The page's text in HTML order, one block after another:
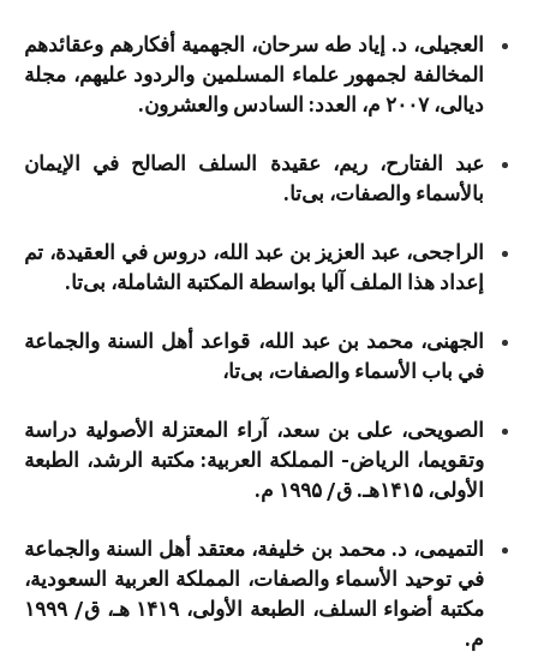
العجیلی، د. إیاد طه سرحان، الجهمیة أفکارهم وعقائدهم
المخالفة لجمهور علماء المسلمین والردود علیهم، مجلة
دیالی، ۲۰۰۷ م، العدد: السادس والعشرون.
عبد الفتارح، ریم، عقیدة السلف الصالح في الإیمان
بالأسماء والصفات، بی‌تا.
الراجحی، عبد العزیز بن عبد الله، دروس في العقیدة، تم
إعداد هذا الملف آلیا بواسطة المکتبة الشاملة، بی‌تا.
الجهنی، محمد بن عبد الله، قواعد أهل السنة والجماعة
في باب الأسماء والصفات، بی‌تا،
الصویحی، علی بن سعد، آراء المعتزلة الأصولية دراسة
وتقویما، الرياض- المملكة العربية: مكتبة الرشد، الطبعة
الأولى، ۱۴۱۵هـ. ق/ ۱۹۹۵ م.
التمیمی، د. محمد بن خلیفة، معتقد أهل السنة والجماعة
في توحید الأسماء والصفات، المملكة العربية السعودية،
مكتبة أضواء السلف، الطبعة الأولی، ۱۴۱۹ هـ، ق/ ۱۹۹۹
م.